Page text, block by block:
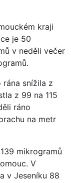
kraji
je 50
v neděli večer
rána snížila z
z 99 na 115
ráno
na metr
mikrogramů
V
v Jeseníku 88